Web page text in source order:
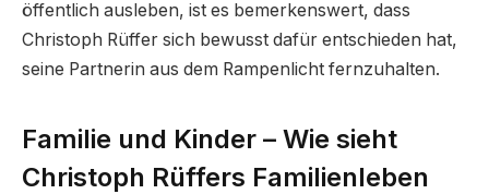
öffentlich ausleben, ist es bemerkenswert, dass
Christoph Rüffer sich bewusst dafür entschieden hat,
seine Partnerin aus dem Rampenlicht fernzuhalten.
Familie und Kinder – Wie sieht
Christoph Rüffers Familienleben